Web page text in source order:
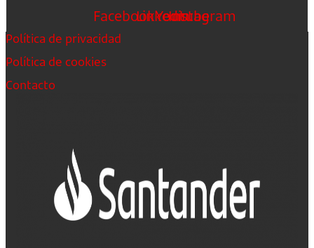
FacebookLinkedin
Youtube
Instagram
Política de privacidad
Política de cookies
Contacto